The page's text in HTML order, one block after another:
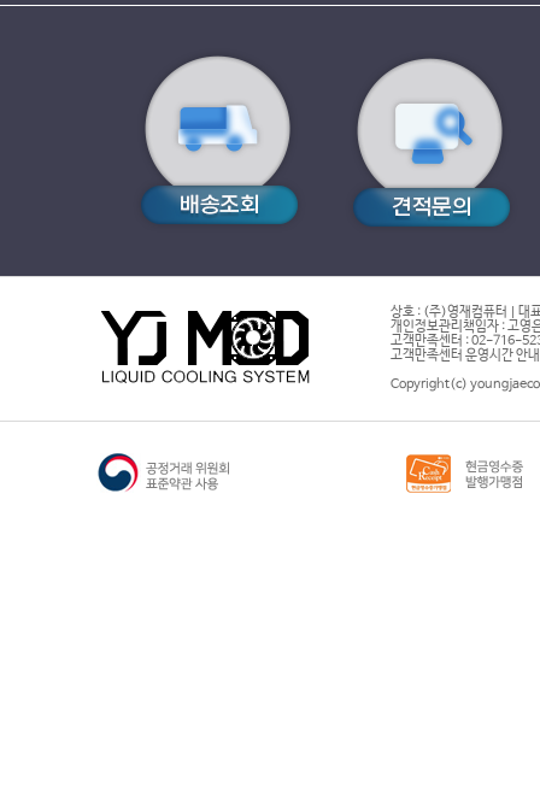
상호 : (주)영재컴퓨터 | 대
개인정보관리책임자 : 고영
고객만족센터 : 02-716-
고객만족센터 운영시간 안
Copyright(c)